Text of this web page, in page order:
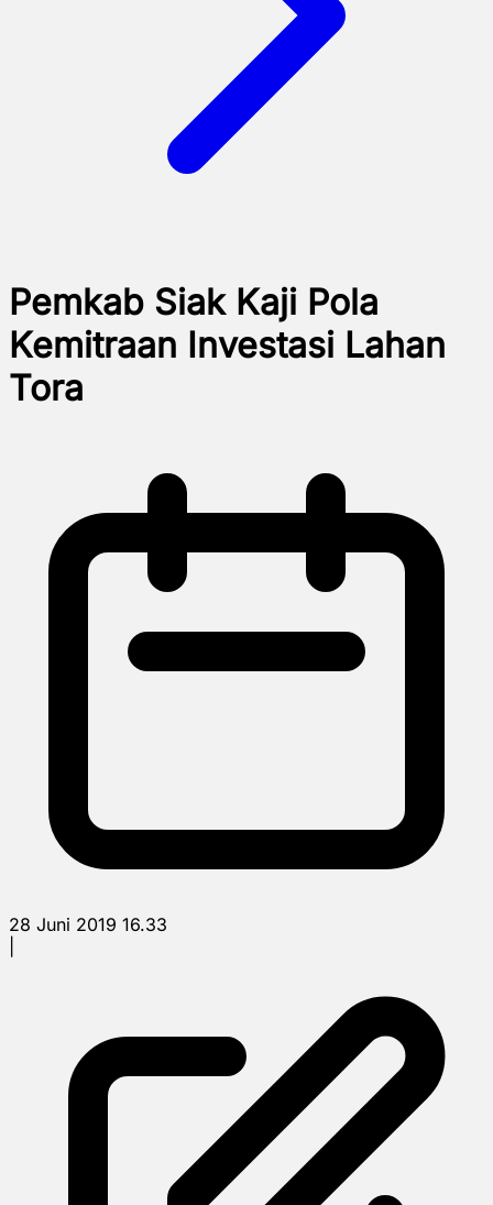
Pemkab Siak Kaji Pola
Kemitraan Investasi Lahan
Tora
28 Juni 2019 16.33